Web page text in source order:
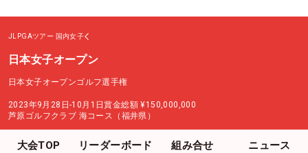
JLPGAツアー 国内女子
日本女子オープン
日本女子オープンゴルフ選手権
2023年9月28日-10月1日賞金総額 ¥150,000,000
芦原ゴルフクラブ 海コース（福井県）
大会TOP リーダーボード 組み合せ ニュース